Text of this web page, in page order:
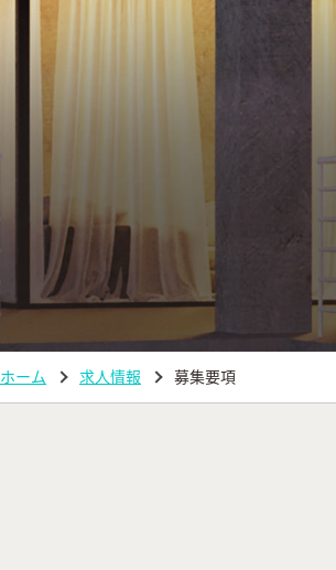
ホーム 求人情報 募集要項